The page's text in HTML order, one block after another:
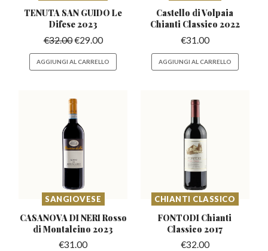
TENUTA SAN GUIDOLe
Difese 2023
€32.00€29.00
AGGIUNGI AL CARRELLO
Castello di Volpaia
Chianti Classico 2022
€31.00
AGGIUNGI AL CARRELLO
SANGIOVESE
CASANOVA DI NERI Rosso
di Montalcino 2023
€31.00
CHIANTI CLASSICO
FONTODI Chianti
Classico 2017
€32.00